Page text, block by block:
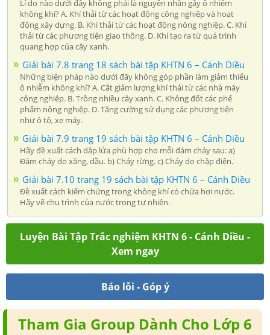
Lí do nào dưới đây không phải là nguyên nhân gây ô nhiễm
không khí? A. Khí thải từ các hoạt động công nghiệp và hoạt
động xây dựng. B. Khí thải từ các hoạt động nông nghiệp. C. Khí
thải từ các phương tiện giao thông. D. Khí tạo ra từ quá trình
quang hợp của cây xanh.
Giải bài 7.8 trang 18 sách bài tập KHTN 6 – Cánh Diều
Những biện pháp nào dưới đây không góp phần làm giảm thiểu
ô nhiễm không khí? A. Cắt giảm lượng khí thải từ các nhà máy
công nghiệp. B. Trồng nhiều cây xanh. C. Không đốt các phế
phẩm nông nghiệp. D. Tăng cường sử dụng các phương tiện
như ô tô, xe máy.
Giải bài 7.9 trang 19 sách bài tập KHTN 6 – Cánh Diều
Hãy đề xuất cách dập lửa phù hợp cho mỗi đám cháy sau: a)
Đám cháy do xăng, dầu. b) Cháy rừng. c) Cháy do chập điện.
Giải bài 7.10 trang 19 sách bài tập KHTN 6 – Cánh Diều
Đề xuất cách kiểm chứng trong không khí có chứa hơi nước.
Hãy vẽ chu trình của nước trong tự nhiên.
Luyện Bài Tập Trắc nghiệm KHTN 6 - Cánh Diều -
Xem ngay
Báo lỗi - Góp ý
Tham Gia Group Dành Cho Lớp 6